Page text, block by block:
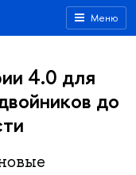
Меню
4.0 для
до